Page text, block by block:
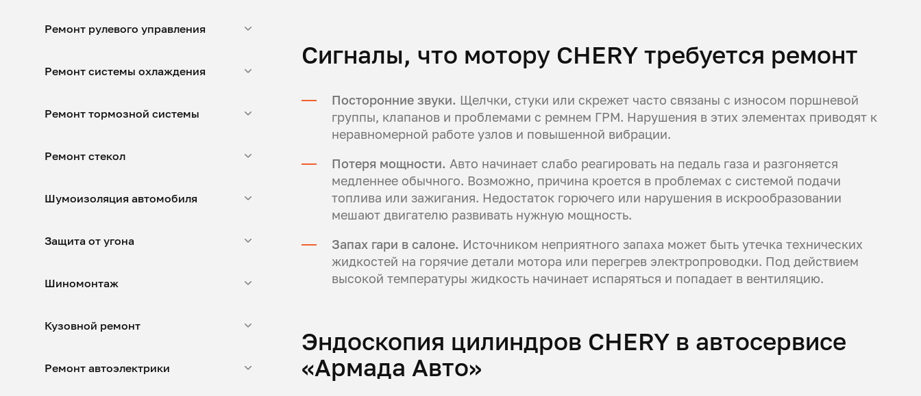
Ремонт рулевого управления
Ремонт системы охлаждения
Ремонт тормозной системы
Ремонт стекол
Шумоизоляция автомобиля
Защита от угона
Шиномонтаж
Кузовной ремонт
Ремонт автоэлектрики
Сигналы, что мотору CHERY требуется ремонт
Посторонние звуки. Щелчки, стуки или скрежет часто связаны с износом поршневой
группы, клапанов и проблемами с ремнем ГРМ. Нарушения в этих элементах приводят к
неравномерной работе узлов и повышенной вибрации.
Потеря мощности. Авто начинает слабо реагировать на педаль газа и разгоняется
медленнее обычного. Возможно, причина кроется в проблемах с системой подачи
топлива или зажигания. Недостаток горючего или нарушения в искрообразовании
мешают двигателю развивать нужную мощность.
Запах гари в салоне. Источником неприятного запаха может быть утечка технических
жидкостей на горячие детали мотора или перегрев электропроводки. Под действием
высокой температуры жидкость начинает испаряться и попадает в вентиляцию.
Эндоскопия цилиндров CHERY в автосервисе
«Армада Авто»